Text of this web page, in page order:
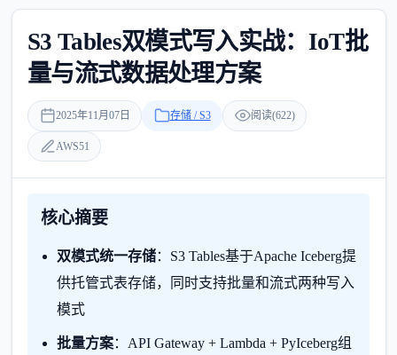
S3 Tables双模式写入实战：IoT批
量与流式数据处理方案
2025年11月07日 存储 / S3 阅读(622)
AWS51
核心摘要
双模式统一存储：S3 Tables基于Apache Iceberg提
供托管式表存储，同时支持批量和流式两种写入
模式
批量方案：API Gateway + Lambda + PyIceberg组